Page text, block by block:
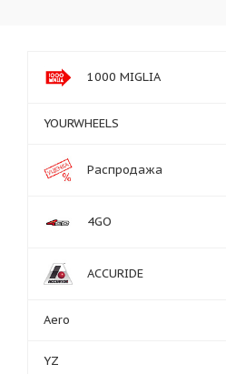
1000 MIGLIA
YOURWHEELS
Распродажа
4GO
ACCURIDE
Aero
YZ